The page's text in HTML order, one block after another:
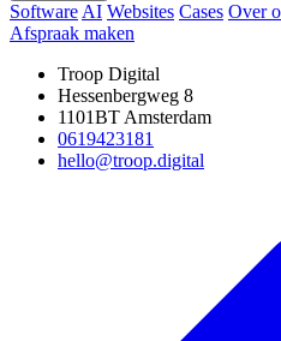
Software AI Websites Cases Over
Afspraak maken
Troop Digital
Hessenbergweg 8
1101BT Amsterdam
0619423181
hello@troop.digital